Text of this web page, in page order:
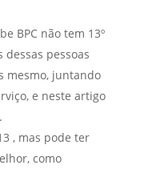
BPC não tem 13º
pessoas
mesmo, juntando
e neste artigo
, mas pode ter
como